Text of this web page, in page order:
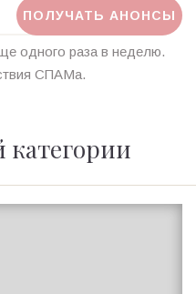
одного раза в неделю.
СПАМа.
категории